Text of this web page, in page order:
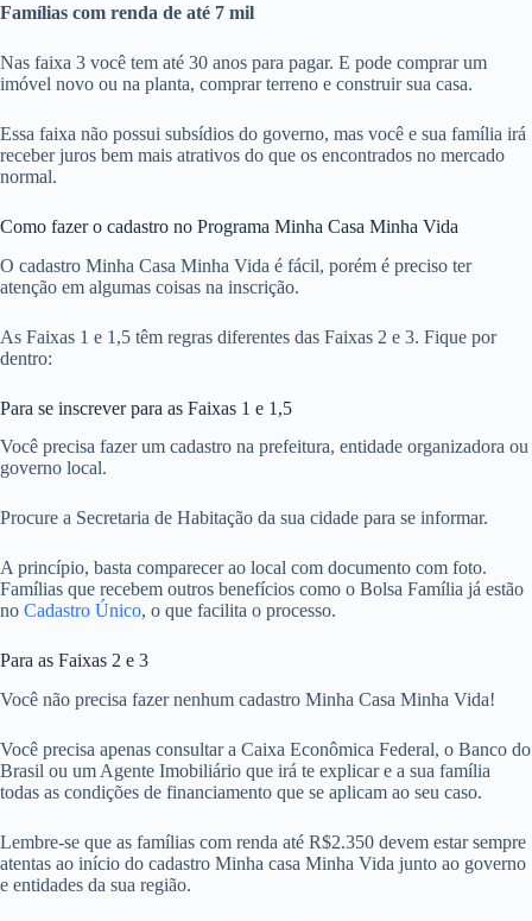
Famílias com renda de até 7 mil
Nas faixa 3 você tem até 30 anos para pagar. E pode comprar um
imóvel novo ou na planta, comprar terreno e construir sua casa.
Essa faixa não possui subsídios do governo, mas você e sua família irá
receber juros bem mais atrativos do que os encontrados no mercado
normal.
Como fazer o cadastro no Programa Minha Casa Minha Vida
O cadastro Minha Casa Minha Vida é fácil, porém é preciso ter
atenção em algumas coisas na inscrição.
As Faixas 1 e 1,5 têm regras diferentes das Faixas 2 e 3. Fique por
dentro:
Para se inscrever para as Faixas 1 e 1,5
Você precisa fazer um cadastro na prefeitura, entidade organizadora ou
governo local.
Procure a Secretaria de Habitação da sua cidade para se informar.
A princípio, basta comparecer ao local com documento com foto.
Famílias que recebem outros benefícios como o Bolsa Família já estão
no Cadastro Único, o que facilita o processo.
Para as Faixas 2 e 3
Você não precisa fazer nenhum cadastro Minha Casa Minha Vida!
Você precisa apenas consultar a Caixa Econômica Federal, o Banco do
Brasil ou um Agente Imobiliário que irá te explicar e a sua família
todas as condições de financiamento que se aplicam ao seu caso.
Lembre-se que as famílias com renda até R$2.350 devem estar sempre
atentas ao início do cadastro Minha casa Minha Vida junto ao governo
e entidades da sua região.